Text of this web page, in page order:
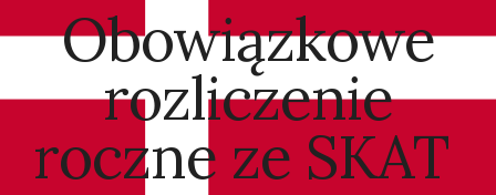
Obowiązkowe
rozliczenie
roczne ze SKAT